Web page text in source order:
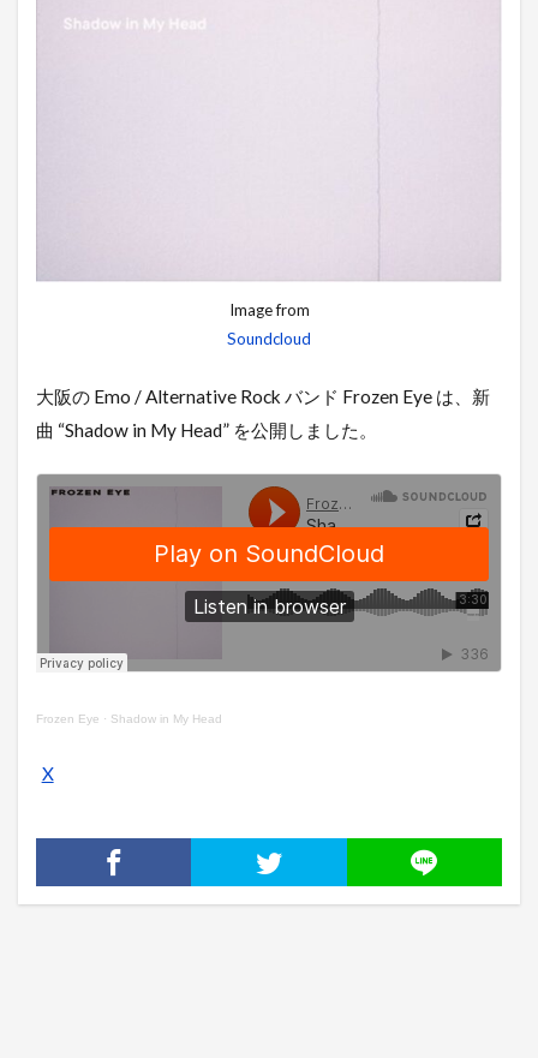
Image from
Soundcloud
大阪の Emo / Alternative Rock バンド Frozen Eye は、新
曲 “Shadow in My Head” を公開しました。
Frozen Eye · Shadow in My Head
X